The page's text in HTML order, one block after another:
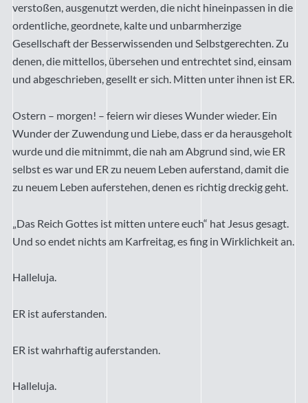
verstoßen, ausgenutzt werden, die nicht hineinpassen in die
ordentliche, geordnete, kalte und unbarmherzige
Gesellschaft der Besserwissenden und Selbstgerechten. Zu
denen, die mittellos, übersehen und entrechtet sind, einsam
und abgeschrieben, gesellt er sich. Mitten unter ihnen ist ER.
Ostern – morgen! – feiern wir dieses Wunder wieder. Ein
Wunder der Zuwendung und Liebe, dass er da herausgeholt
wurde und die mitnimmt, die nah am Abgrund sind, wie ER
selbst es war und ER zu neuem Leben auferstand, damit die
zu neuem Leben auferstehen, denen es richtig dreckig geht.
„Das Reich Gottes ist mitten untere euch“ hat Jesus gesagt.
Und so endet nichts am Karfreitag, es fing in Wirklichkeit an.
Halleluja.
ER ist auferstanden.
ER ist wahrhaftig auferstanden.
Halleluja.